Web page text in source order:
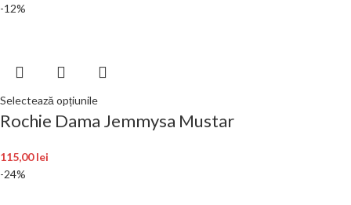
-12%
Selectează opțiunile
Rochie Dama Jemmysa Mustar
115,00lei
-24%